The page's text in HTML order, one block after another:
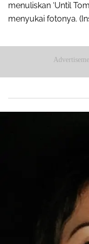
menuliskan ‘Until
menyukai fotonya.